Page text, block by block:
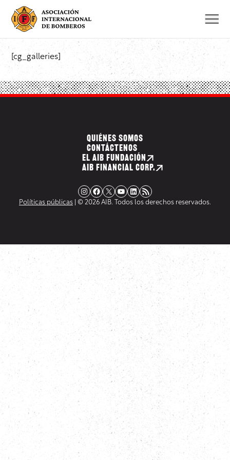
Saltar
contenido
[cg_galleries]
QUIÉNES SOMOS
CONTÁCTENOS
EL AIB FUNDACIÓN
AIB FINANCIAL CORP.
Instagram Facebook X YouTube LinkedIn Fuente RSS
Políticas públicas | © 2026 AIB. Todos los derechos reservados.